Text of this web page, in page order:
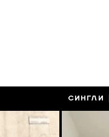
СИНГЛИ